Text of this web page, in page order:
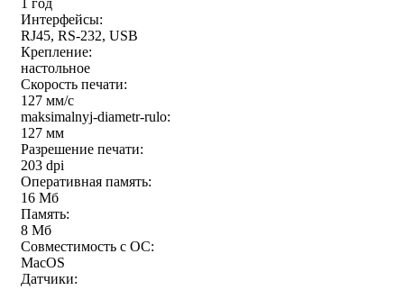
1 год
Интерфейсы:
RJ45, RS-232, USB
Крепление:
настольное
Скорость печати:
127 мм/с
maksimalnyj-diametr-rulo:
127 мм
Разрешение печати:
203 dpi
Оперативная память:
16 Мб
Память:
8 Мб
Совместимость с ОС:
MacOS
Датчики: